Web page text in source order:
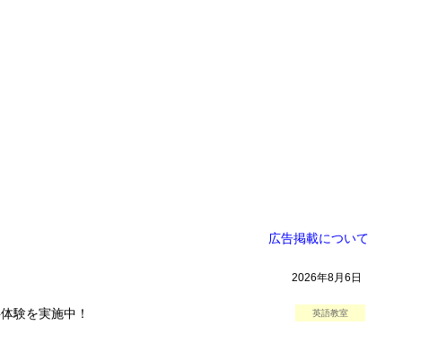
広告掲載について
2026年8月6日
英語教室
験を実施中！